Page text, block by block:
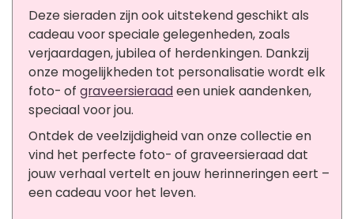
Deze sieraden zijn ook uitstekend geschikt als
cadeau voor speciale gelegenheden, zoals
verjaardagen, jubilea of herdenkingen. Dankzij
onze mogelijkheden tot personalisatie wordt elk
foto- of graveersieraad een uniek aandenken,
speciaal voor jou.
Ontdek de veelzijdigheid van onze collectie en
vind het perfecte foto- of graveersieraad dat
jouw verhaal vertelt en jouw herinneringen eert –
een cadeau voor het leven.